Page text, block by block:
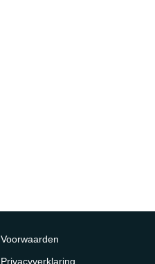
Voorwaarden
Privacyverklaring